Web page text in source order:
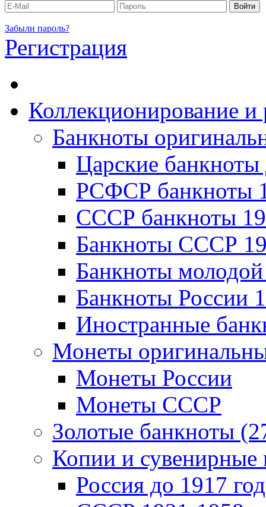
Забыли пароль?
Регистрация
Коллекционирование и
Банкноты
Царские банкноты
РСФСР банкноты
CССР банкноты
Банкноты CCCР
Банкноты
Банкноты России
Иностранные
Монеты
Монеты России
Монеты СССР
Золотые банкноты
Копии и
Россия до 1917